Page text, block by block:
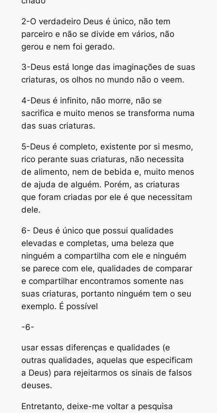
2-O verdadeiro Deus é único, não tem
parceiro e não se divide em vários, não
gerou e nem foi gerado.
3-Deus está longe das imaginações de suas
criaturas, os olhos no mundo não o veem.
4-Deus é infinito, não morre, não se
sacrifica e muito menos se transforma numa
das suas criaturas.
5-Deus é completo, existente por si mesmo,
rico perante suas criaturas, não necessita
de alimento, nem de bebida e, muito menos
de ajuda de alguém. Porém, as criaturas
que foram criadas por ele é que necessitam
dele.
6- Deus é único que possui qualidades
elevadas e completas, uma beleza que
ninguém a compartilha com ele e ninguém
se parece com ele, qualidades de comparar
e compartilhar encontramos somente nas
suas criaturas, portanto ninguém tem o seu
exemplo. É possível
-6-
usar essas diferenças e qualidades (e
outras qualidades, aquelas que especificam
a Deus) para rejeitarmos os sinais de falsos
deuses.
Entretanto, deixe-me voltar a pesquisa